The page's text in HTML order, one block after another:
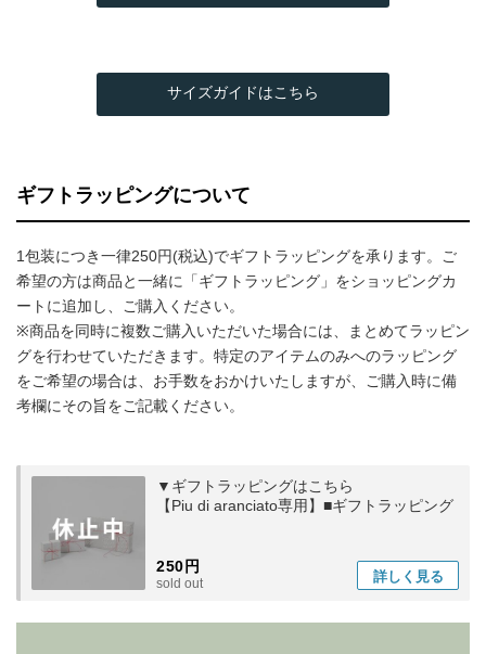
サイズガイドはこちら
ギフトラッピングについて
1包装につき一律250円(税込)でギフトラッピングを承ります。ご
希望の方は商品と一緒に「ギフトラッピング」をショッピングカ
ートに追加し、ご購入ください。
※商品を同時に複数ご購入いただいた場合には、まとめてラッピン
グを行わせていただきます。特定のアイテムのみへのラッピング
をご希望の場合は、お手数をおかけいたしますが、ご購入時に備
考欄にその旨をご記載ください。
▼ギフトラッピングはこちら
【Piu di aranciato専用】■ギフトラッピング
250円
sold out 詳しく 見る